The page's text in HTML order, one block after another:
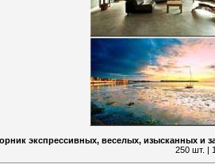
экспрессивных, веселых, изысканных и
250 шт. |